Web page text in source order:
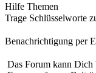
Hilfe Themen
Trage Schlüsselworte
Benachrichtigung per
Das Forum kann Dich